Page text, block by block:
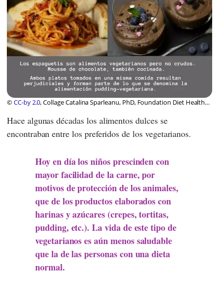
©CC-by 2.0, Collage Catalina Sparleanu, PhD, Foundation Diet Health
Hace algunas décadas los alimentos dulces se
encontraban entre los preferidos de los vegetarianos.
Hoy en día los niños prescinden con
mayor facilidad de la carne, por
motivos de protección de los animales,
que de los productos elaborados con
harinas y azúcares (crepes, tortitas,
pudding, etc.). La vida de este tipo de
vegetarianos es aún menos saludable
que la de las personas con una dieta
normal.